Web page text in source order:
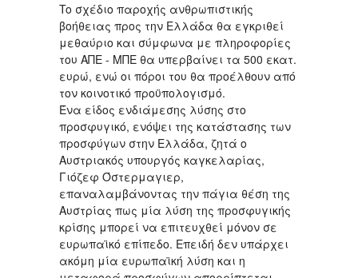
To σχέδιο παροχής ανθρωπιστικής
βοήθειας προς την Ελλάδα θα εγκριθεί
μεθαύριο και σύμφωνα με πληροφορίες
του ΑΠΕ - ΜΠΕ θα υπερβαίνει τα 500 εκατ.
ευρώ, ενώ οι πόροι του θα προέλθουν από
τον κοινοτικό προϋπολογισμό.
Ένα είδος ενδιάμεσης λύσης στο
προσφυγικό, ενόψει της κατάστασης των
προσφύγων στην Ελλάδα, ζητά ο
Αυστριακός υπουργός καγκελαρίας,
Γιόζεφ Όστερμαγιερ,
επαναλαμβάνοντας την πάγια θέση της
Αυστρίας πως μία λύση της προσφυγικής
κρίσης μπορεί να επιτευχθεί μόνον σε
ευρωπαϊκό επίπεδο. Επειδή δεν υπάρχει
ακόμη μία ευρωπαϊκή λύση και η